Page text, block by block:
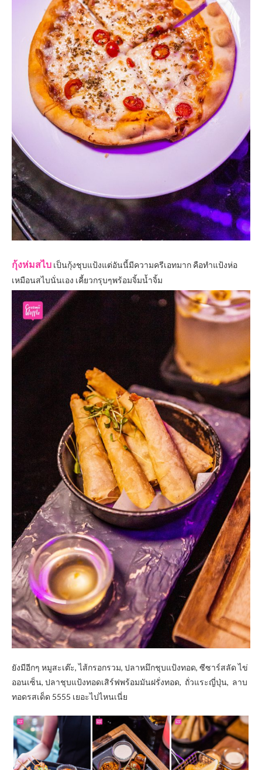
กุ้งห่มสไบ เป็นกุ้งชุบแป้งแต่อันนี้มีความครีเอทมาก คือทำแป้งห่อ
เหมือนสไบนั่นเอง เคี้ยวกรุบๆพร้อมจิ้มน้ำจิ้ม
ยังมีอีกๆ หมูสะเต๊ะ, ไส้กรอกรวม, ปลาหมึกชุบแป้งทอด, ซีซาร์สลัด ไข่
ออนเซ็น, ปลาชุบแป้งทอดเสิร์ฟพร้อมมันฝรั่งทอด, ถั่วแระญี่ปุ่น, ลาบ
ทอดรสเด็ด 5555 เยอะไปไหนเนี่ย